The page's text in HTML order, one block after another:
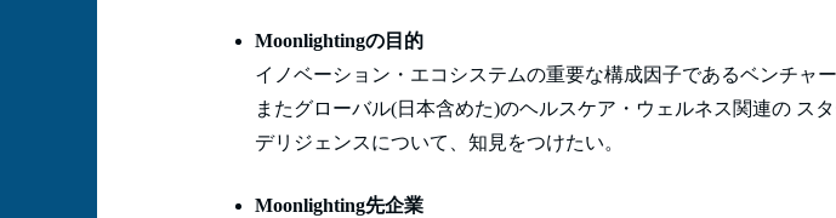
Moonlightingの目的
イノベーション・エコシステムの重要な構成因子であるベンチャ
またグローバル(日本含めた)のヘルスケア・ウェルネス関連の ス
デリジェンスについて、知見をつけたい。
Moonlighting先企業